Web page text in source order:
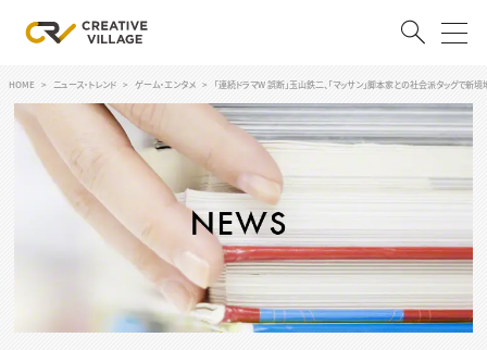
ACCOUNT
ログイン 会員登録
クリエイター求人を探す
CREATIVE JOB求人検索
採用説明会
HOME ニュース・トレンド ゲーム・エンタメ 「連続ドラマW 誤断」玉山鉄二、「マッサン」脚本家との社会派タッグで新境